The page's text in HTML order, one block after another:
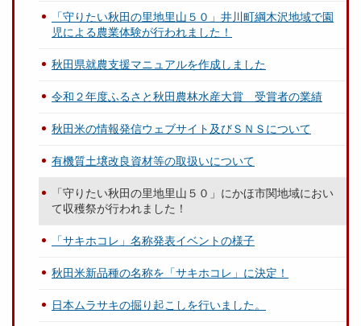
「守りたい秋田の里地里山５０」井川町綱木沢地域で園
児による農業体験が行われました！
秋田県就農支援マニュアルを作成しました
令和２年度ふるさと秋田農林水産大賞 受賞者の業績
秋田米の情報発信ウェブサイト及びＳＮＳについて
有機質土壌改良資材等の取扱いについて
「守りたい秋田の里地里山５０」にかほ市関地域におい
て収穫祭が行われました！
「サキホコレ」名称発表イベントの様子
秋田米新品種の名称を「サキホコレ」に決定！
日本ムラサキの掘り起こしを行いました。